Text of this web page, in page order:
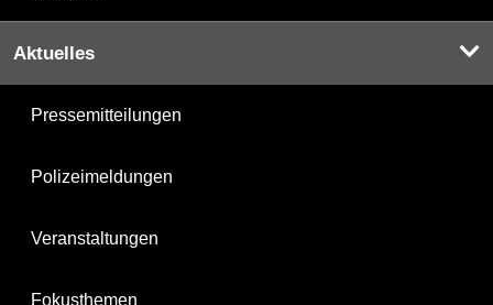
Aktuelles
Pressemitteilungen
Polizeimeldungen
Veranstaltungen
Fokusthemen